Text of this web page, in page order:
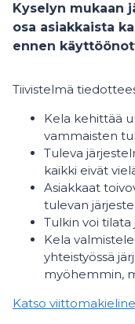
Kyselyn mukaan
osa asiakkaista
ennen
Tiivistelmä
Kela kehittää
vammaisten
Tuleva
kaikki eivät
Asiakkaat
tulevan
Tulkin voi tilata
Kela
yhteistyössä
myöhemmin,
Katso